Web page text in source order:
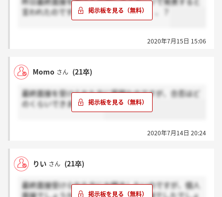
言われたのですが、皆さんそうですか、、？
2020年7月15日 15:06
Momo さん (21卒)
最終面接を受けられた方に質問なのですが、合否はど
のくらいできましたか？
2020年7月14日 20:24
りい さん (21卒)
最終面接受けられた方にお聞きしたいのですが、個人